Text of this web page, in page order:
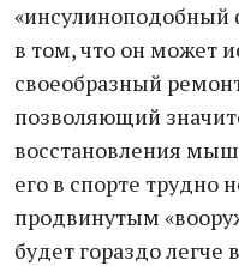
«инсулиноподобный
в том, что он может
своеобразный
позволяющий
восстановления
его в спорте трудно
продвинутым
будет гораздо легче